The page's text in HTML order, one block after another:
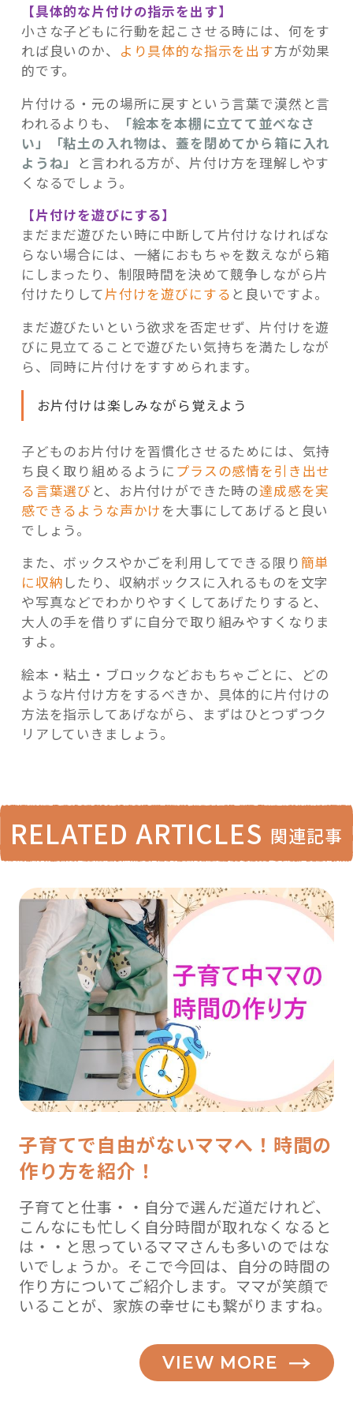
【具体的な片付けの指示を出す】
小さな子どもに行動を起こさせる時には、何をす
れば良いのか、 より具体的な指示を出す方が効果
的です。
片付ける・元の場所に戻すという言葉で漠然と言
われるよりも、
「絵本を本棚に立てて並べなさ
い」「粘土の入れ物は、蓋を閉めてから箱に入れ
ようね」
と言われる方が、片付け方を理解しやす
くなるでしょう。
【片付けを遊びにする】
まだまだ遊びたい時に中断して片付けなければな
らない場合には、一緒におもちゃを数えながら箱
にしまったり、制限時間を決めて競争しながら片
付けたりして片付けを遊びにする と良いですよ。
まだ遊びたいという欲求を否定せず、片付けを遊
びに見立てることで遊びたい気持ちを満たしなが
ら、同時に片付けをすすめられます。
お片付けは楽しみながら覚えよう
子どものお片付けを習慣化させるためには、気持
ち良く取り組めるように プラスの感情を引き出せ
る言葉選び と、お片付けができた時の達成感を実
感できるような声かけ を大事にしてあげると良い
でしょう。
また、ボックスやかごを利用してできる限り簡単
に収納 したり、収納ボックスに入れるものを文字
や写真などでわかりやすくしてあげたりすると、
大人の手を借りずに自分で取り組みやすくなりま
すよ。
絵本・粘土・ブロックなどおもちゃごとに、どの
ような片付け方をするべきか、具体的に片付けの
方法を指示してあげながら、まずはひとつずつク
リアしていきましょう。
RELATED ARTICLES 関連記事
子育てで自由がないママへ！時間の
作り方を紹介！
子育てと仕事・・自分で選んだ道だけれど、
こんなにも忙しく自分時間が取れなくなると
は・・と思っているママさんも多いのではな
いでしょうか。そこで今回は、自分の時間の
作り方についてご紹介します。ママが笑顔で
いることが、家族の幸せにも繋がりますね。
VIEW MORE